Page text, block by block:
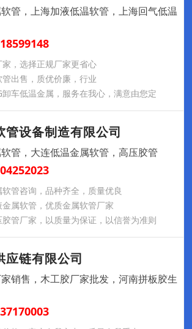
管，上海加液低温软管，上海回气低温
，选择正规厂家更省心
出售，质优价廉，行业
车低温金属，服务在我心，满意由您定
管设备制造有限公司
管，大连低温金属软管，高压胶管
管咨询，品种齐全，质量优良
属软管，优质金属软管厂家
管厂家，以质量为保证，以信誉为准则
应链有限公司
销售，木工胶厂家批发，河南拼板胶生